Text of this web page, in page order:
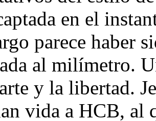
en el
parece haber
al milímetro.
y la libertad.
vida a HCB, al